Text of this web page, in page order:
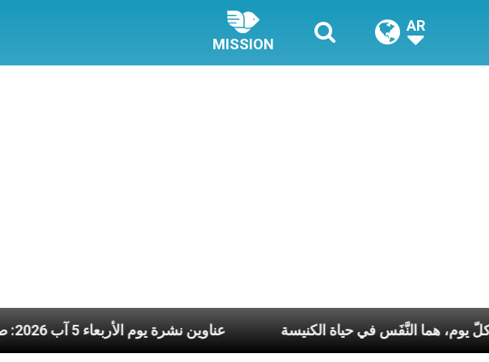
MISSION
AR
عناوين نشرة يوم الأربعاء 5 آب 2026: صلاة الكنيسة كلّ أسبوع وكلّ يوم، هما النَّفَس في حياة الكنيسة